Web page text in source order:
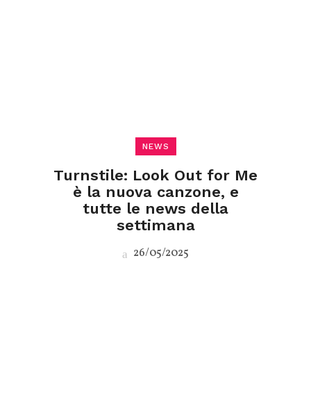
NEWS
Turnstile: Look Out for Me
è la nuova canzone, e
tutte le news della
settimana
26/05/2025